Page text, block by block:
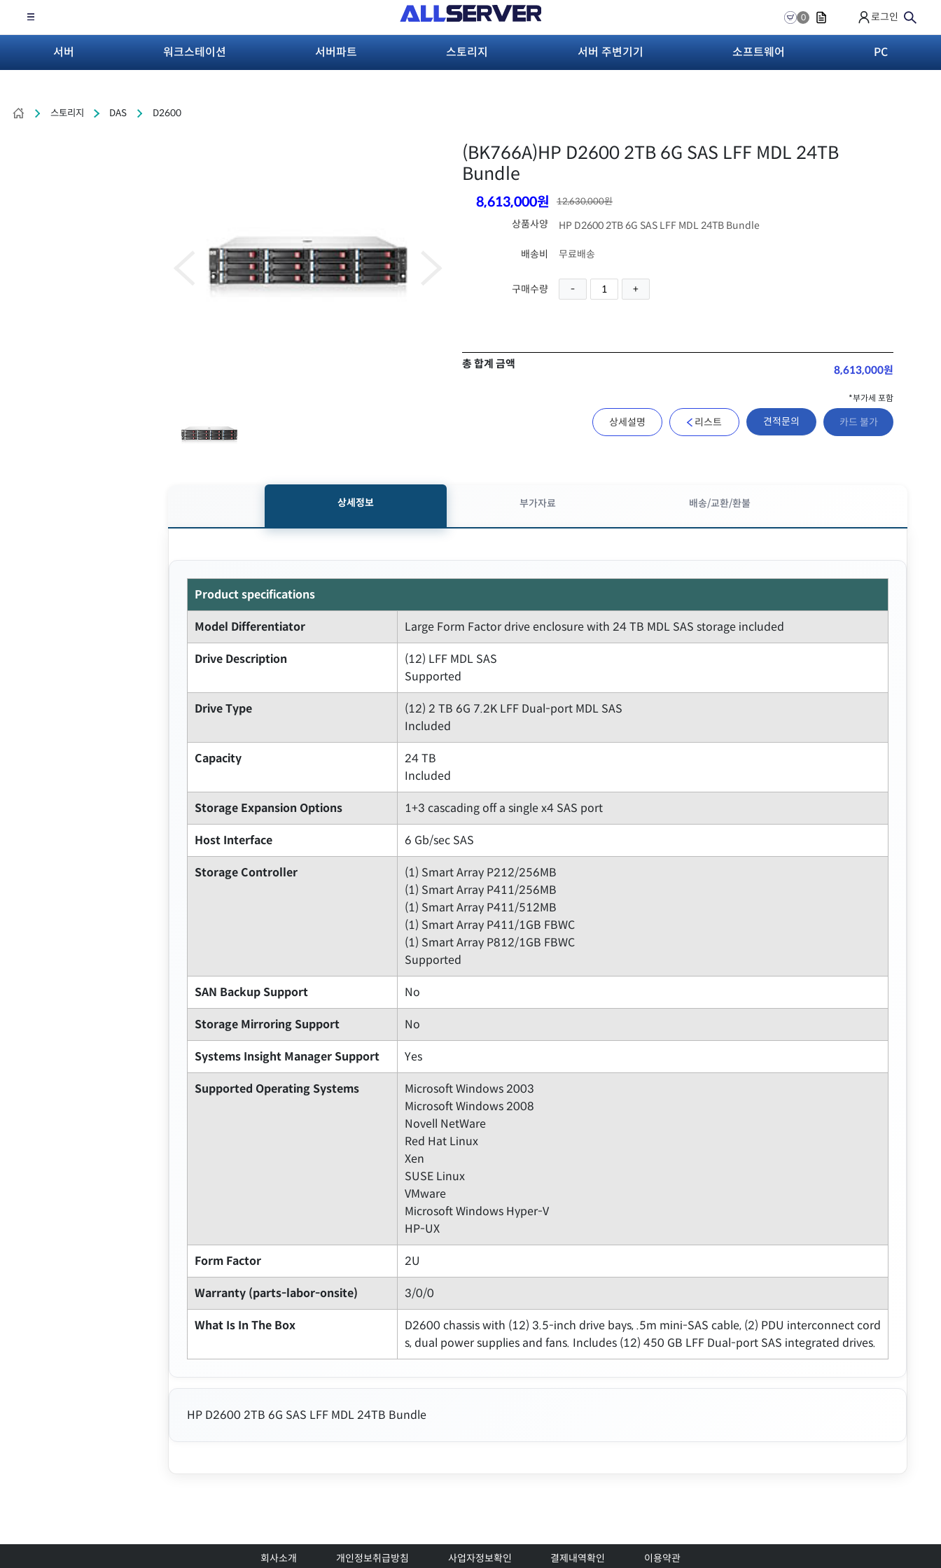
0 로그인
서버 워크스테이션 서버파트 스토리지 서버 주변기기 소프트웨어 PC
스토리지 DAS D2600
(BK766A)HP D2600 2TB 6G SAS LFF MDL 24TB
Bundle
8,613,000원 12,630,000원
상품사양 HP D2600 2TB 6G SAS LFF MDL 24TB Bundle
배송비 무료배송
구매수량
총 합계 금액 8,613,000원
*부가세 포함
상세설명 리스트 견적문의 카드 불가
상세정보 부가자료 배송/교환/환불
Product specifications
Model Differentiator Large Form Factor drive enclosure with 24 TB MDL SAS storage included
Drive Description
(12) LFF MDL SAS
Supported
Drive Type
(12) 2 TB 6G 7.2K LFF Dual-port MDL SAS
Included
Capacity
24 TB
Included
Storage Expansion Options 1+3 cascading off a single x4 SAS port
Host Interface 6 Gb/sec SAS
Storage Controller
(1) Smart Array P212/256MB
(1) Smart Array P411/256MB
(1) Smart Array P411/512MB
(1) Smart Array P411/1GB FBWC
(1) Smart Array P812/1GB FBWC
Supported
SAN Backup Support No
Storage Mirroring Support No
Systems Insight Manager Support Yes
Supported Operating Systems
Microsoft Windows 2003
Microsoft Windows 2008
Novell NetWare
Red Hat Linux
Xen
SUSE Linux
VMware
Microsoft Windows Hyper-V
HP-UX
Form Factor 2U
Warranty (parts-labor-onsite) 3/0/0
What Is In The Box
D2600 chassis with (12) 3.5-inch drive bays, .5m mini-SAS cable, (2) PDU interconnect cord
s, dual power supplies and fans. Includes (12) 450 GB LFF Dual-port SAS integrated drives.
HP D2600 2TB 6G SAS LFF MDL 24TB Bundle
회사소개 개인정보취급방침 사업자정보확인 결제내역확인 이용약관